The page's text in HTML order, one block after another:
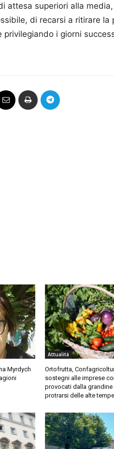
attesa superiori alla
di recarsi a ritirare
privilegiando i giorni
Myrdych
Attualità
Ortofrutta,
sostegni alle imprese
provocati dalla grandine
protrarsi delle alte